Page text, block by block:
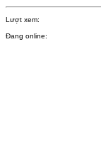
Lượt xem:
Đang online: